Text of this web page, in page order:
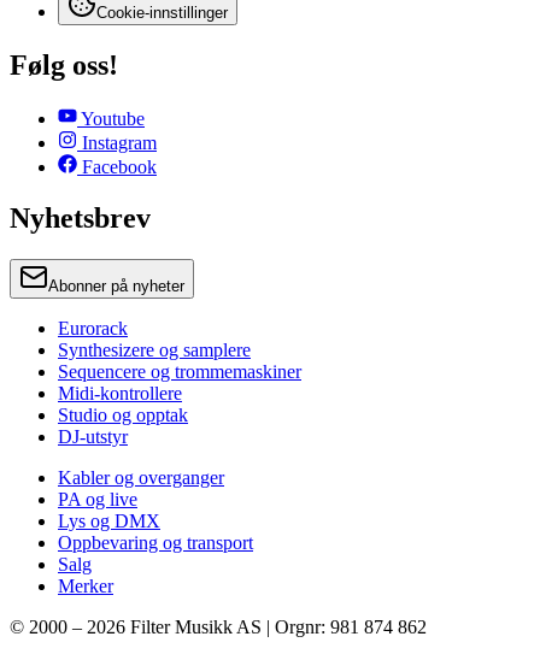
Cookie-innstillinger
Følg oss!
Youtube
Instagram
Facebook
Nyhetsbrev
Abonner på nyheter
Eurorack
Synthesizere og samplere
Sequencere og trommemaskiner
Midi-kontrollere
Studio og opptak
DJ-utstyr
Kabler og overganger
PA og live
Lys og DMX
Oppbevaring og transport
Salg
Merker
© 2000 – 2026 Filter Musikk AS | Orgnr: 981 874 862